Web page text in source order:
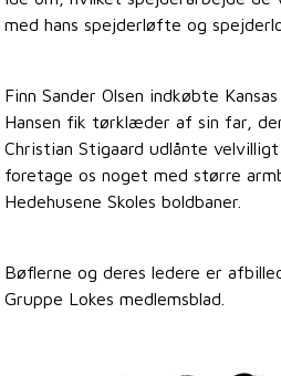
med hans spejderløfte og
Finn Sander Olsen indkøbte
Hansen fik tørklæder af sin far,
Christian Stigaard udlånte
foretage os noget med større
Hedehusene Skoles boldbaner.
Bøflerne og deres ledere er
Gruppe Lokes medlemsblad.